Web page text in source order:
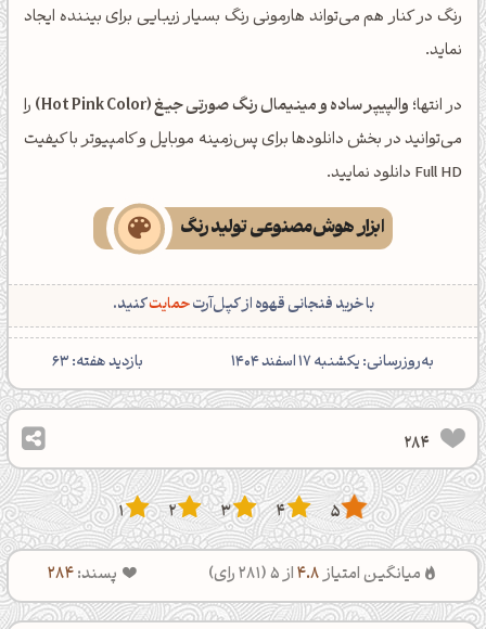
رنگ در کنار هم می‌تواند هارمونی رنگ بسیار زیبایی برای بیننده ایجاد
نماید.
در انتها؛ والپیپر ساده و مینیمال رنگ صورتی جیغ (Hot Pink Color)
را
می‌توانید در بخش دانلودها برای پس‌زمینه موبایل و کامپیوتر با کیفیت
Full HD دانلود نمایید.
ابزار هوش‌مصنوعی تولید رنگ
با خرید فنجانی قهوه از کپل‌آرتحمایتکنید.
‌به‌روزرسانی: یکشنبه 17 اسفند 1404 بازدید هفته:63
284
5
4
3
2
1
میانگین امتیاز4.8از 5 ( 281رای) پسند:284